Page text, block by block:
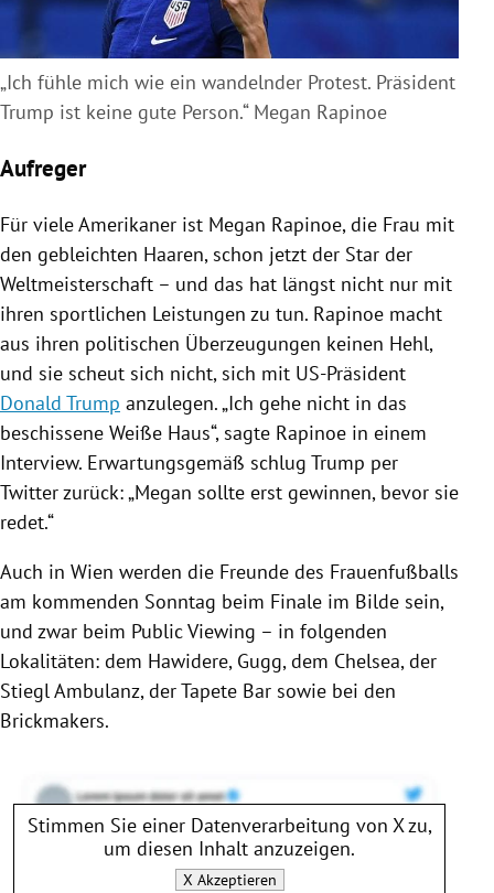
„Ich fühle mich wie ein wandelnder Protest. Präsident
Trump ist keine gute Person.“ Megan Rapinoe
Aufreger
Für viele Amerikaner ist Megan Rapinoe, die Frau mit
den gebleichten Haaren, schon jetzt der Star der
Weltmeisterschaft – und das hat längst nicht nur mit
ihren sportlichen Leistungen zu tun. Rapinoe macht
aus ihren politischen Überzeugungen keinen Hehl,
und sie scheut sich nicht, sich mit US-Präsident
Donald Trump anzulegen. „Ich gehe nicht in das
beschissene Weiße Haus“, sagte Rapinoe in einem
Interview. Erwartungsgemäß schlug Trump per
Twitterzurück: „Megan sollte erst gewinnen, bevor sie
redet.“
Auch in Wien werden die Freunde des Frauenfußballs
am kommenden Sonntag beim Finale im Bilde sein,
und zwar beim Public Viewing – in folgenden
Lokalitäten: dem Hawidere, Gugg, dem Chelsea, der
Stiegl Ambulanz, der Tapete Bar sowie bei den
Brickmakers.
Stimmen Sie einer Datenverarbeitung von Xzu,
um diesen Inhalt anzuzeigen.
X Akzeptieren